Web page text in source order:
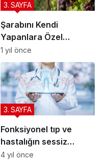
Şarabını Kendi
Yapanlara Özel
Tavsiyeler
3. SAYFA
1 yıl önce
Fonksiyonel tıp ve
hastalığın sessiz
adımları
3. SAYFA
4 yıl önce